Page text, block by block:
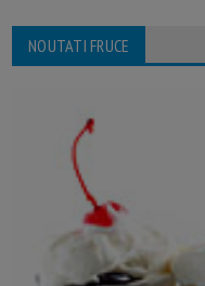
NOUTATI FRUCE